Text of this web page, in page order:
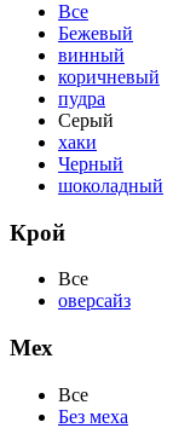
Все
Бежевый
винный
коричневый
пудра
Серый
хаки
Черный
шоколадный
Крой
Все
оверсайз
Мех
Все
Без меха